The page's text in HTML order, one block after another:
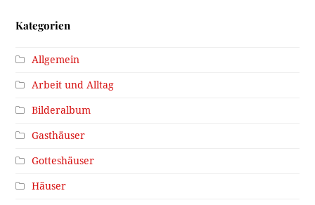
Kategorien
Allgemein
Arbeit und Alltag
Bilderalbum
Gasthäuser
Gotteshäuser
Häuser